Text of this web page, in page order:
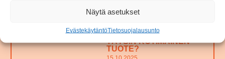
Näytä asetukset
EvästekäytäntöTietosuojalausunto
ONKO ROOTY
WOKKIPERUNA
TÄYSIN KOTIMAINEN
TUOTE?